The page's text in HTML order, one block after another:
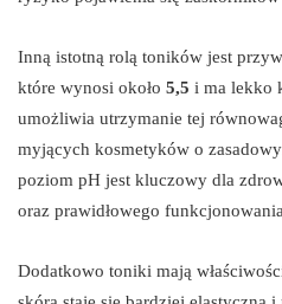
Inną istotną rolą toników jest
które wynosi około 5,5 i ma lekko
umożliwia utrzymanie tej
myjących kosmetyków o
poziom pH jest kluczowy dla
oraz prawidłowego
Dodatkowo toniki mają